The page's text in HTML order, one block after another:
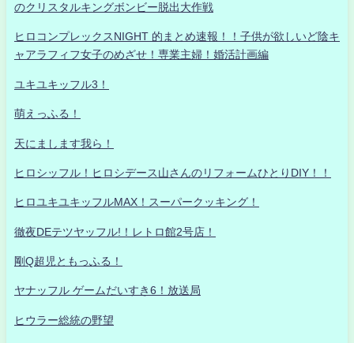
のクリスタルキングボンビー脱出大作戦
ヒロコンプレックスNIGHT 的まとめ速報！！子供が欲しいど陰キ
ャアラフィフ女子のめざせ！専業主婦！婚活計画編
ユキユキッフル3！
萌えっふる！
天にまします我ら！
ヒロシッフル！ヒロシデース山さんのリフォームひとりDIY！！
ヒロユキユキッフルMAX！スーパークッキング！
徹夜DEテツヤッフル!！レトロ館2号店！
剛Q超児ともっふる！
ヤナッフル ゲームだいすき6！放送局
ヒウラー総統の野望